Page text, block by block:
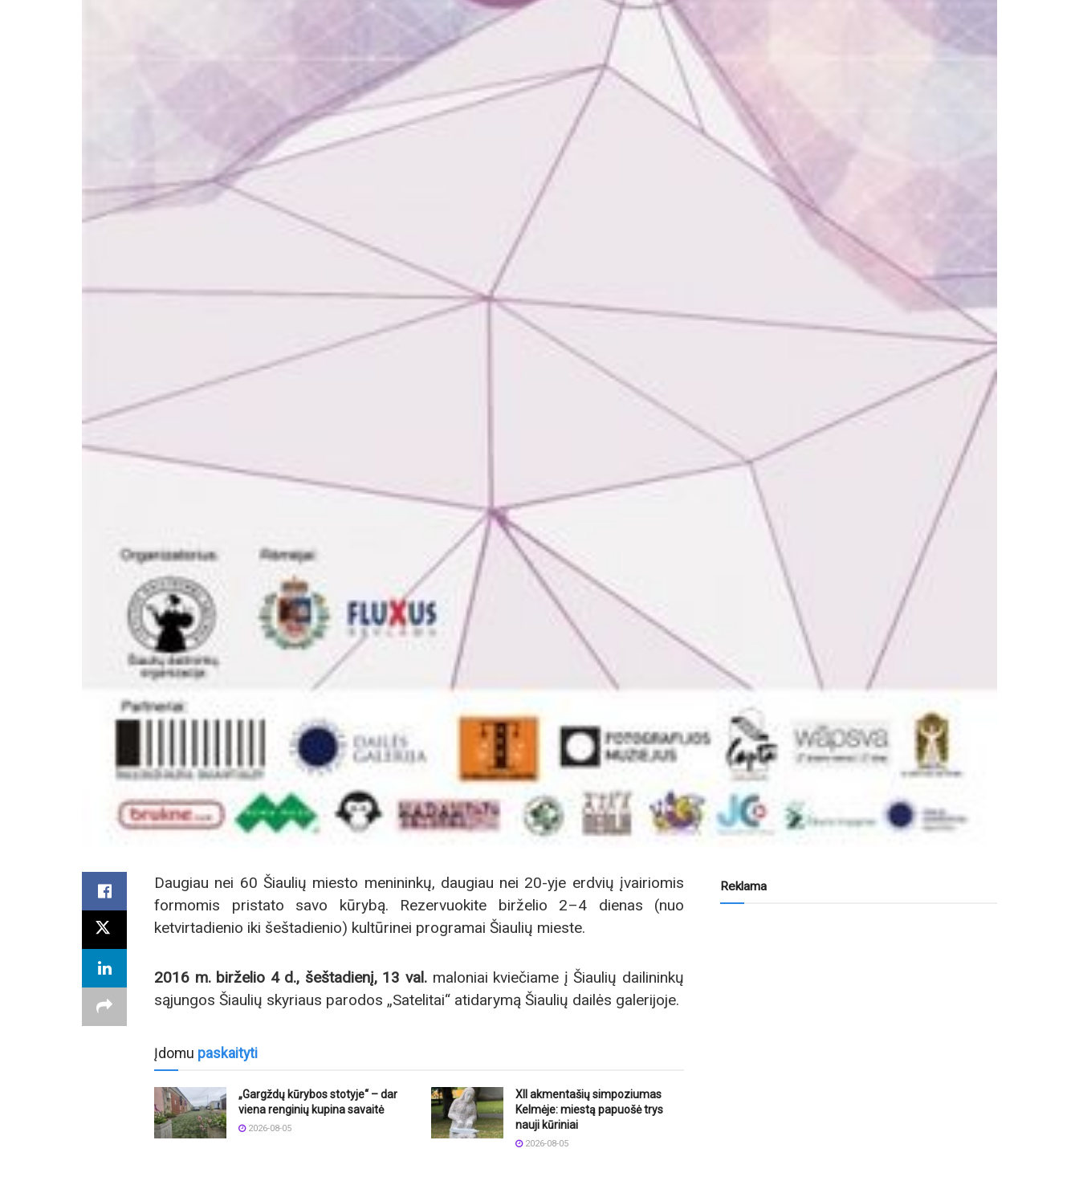
Daugiau nei 60 Šiaulių miesto menininkų, daugiau nei 20-yje erdvių įvairiomis
formomis pristato savo kūrybą. Rezervuokite birželio 2–4 dienas (nuo
ketvirtadienio iki šeštadienio) kultūrinei programai Šiaulių mieste.
2016 m. birželio 4 d., šeštadienį, 13 val. maloniai kviečiame į Šiaulių dailininkų
sąjungos Šiaulių skyriaus parodos „Satelitai“ atidarymą Šiaulių dailės galerijoje.
Įdomu paskaityti
„Gargždų kūrybos stotyje“ – dar
viena renginių kupina savaitė
2026-08-05
XII akmentašių simpoziumas
Kelmėje: miestą papuošė trys
nauji kūriniai
2026-08-05
Reklama